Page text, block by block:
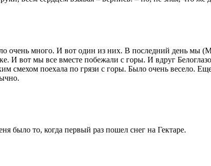
очень много. И вот один из них. В последний день мы
И вот мы все вместе побежали с горы. И вдруг
смехом поехала по грязи с горы. Было очень весело.
было то, когда первый раз пошел снег на Гектаре.